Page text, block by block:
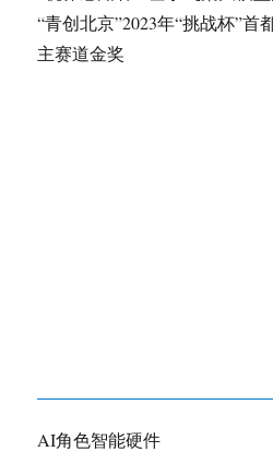
“青创北京”2023年“挑战杯”首
主赛道金奖
AI角色智能硬件